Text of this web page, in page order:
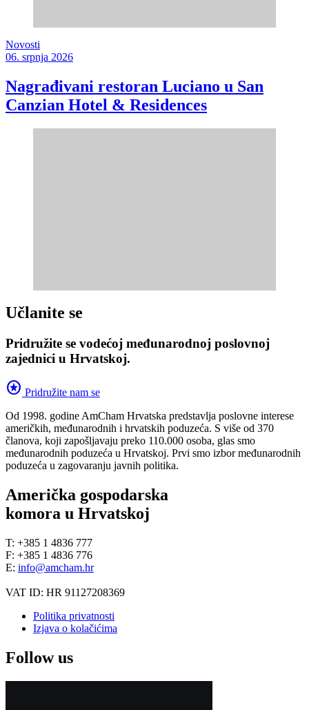
Novosti
06. srpnja 2026
Nagrađivani restoran Luciano u San
Canzian Hotel & Residences
Učlanite se
Pridružite se vodećoj međunarodnoj poslovnoj
zajednici u Hrvatskoj.
stars Pridružite nam se
Od 1998. godine AmCham Hrvatska predstavlja poslovne interese
američkih, međunarodnih i hrvatskih poduzeća. S više od 370
članova, koji zapošljavaju preko 110.000 osoba, glas smo
međunarodnih poduzeća u Hrvatskoj. Prvi smo izbor međunarodnih
poduzeća u zagovaranju javnih politika.
Američka gospodarska
komora u Hrvatskoj
T: +385 1 4836 777
F: +385 1 4836 776
E: info@amcham.hr
VAT ID: HR 91127208369
Politika privatnosti
Izjava o kolačićima
Follow us